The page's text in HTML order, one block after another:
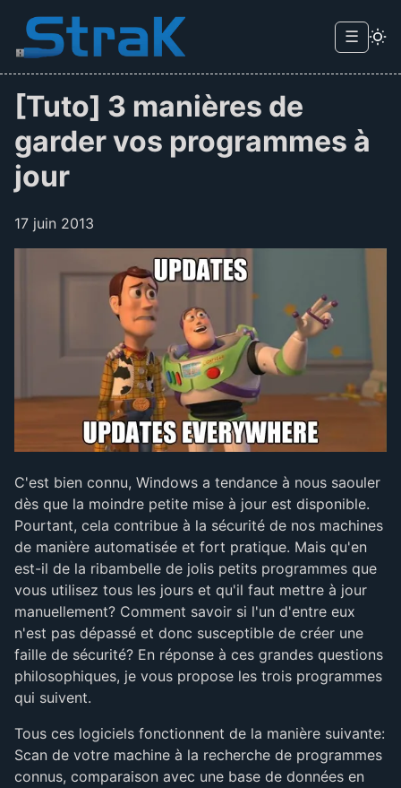
Skip to main content
☰
[Tuto] 3 manières de
garder vos programmes à
jour
17 juin 2013
C'est bien connu, Windows a tendance à nous saouler
dès que la moindre petite mise à jour est disponible.
Pourtant, cela contribue à la sécurité de nos machines
de manière automatisée et fort pratique. Mais qu'en
est-il de la ribambelle de jolis petits programmes que
vous utilisez tous les jours et qu'il faut mettre à jour
manuellement? Comment savoir si l'un d'entre eux
n'est pas dépassé et donc susceptible de créer une
faille de sécurité? En réponse à ces grandes questions
philosophiques, je vous propose les trois programmes
qui suivent.
Tous ces logiciels fonctionnent de la manière suivante:
Scan de votre machine à la recherche de programmes
connus, comparaison avec une base de données en